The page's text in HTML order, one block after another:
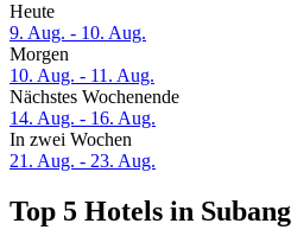
Heute
9. Aug. - 10. Aug.
Morgen
10. Aug. - 11. Aug.
Nächstes Wochenende
14. Aug. - 16. Aug.
In zwei Wochen
21. Aug. - 23. Aug.
Top 5 Hotels in